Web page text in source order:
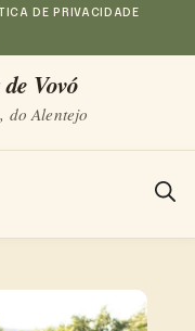
DE PRIVACIDADE
Vovó
do Alentejo